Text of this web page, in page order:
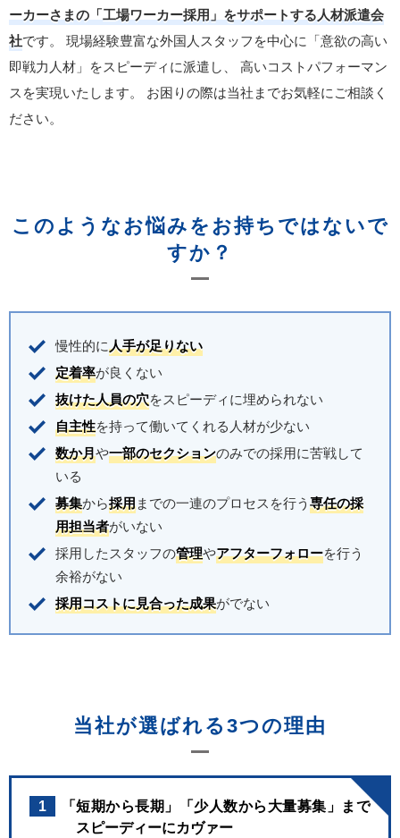
ーカーさまの「工場ワーカー採用」をサポートする人材派遣会
社です。
現場経験豊富な外国人スタッフを中心に「意欲の高い
即戦力人材」をスピーディに派遣し、
高いコストパフォーマン
スを実現いたします。
お困りの際は当社までお気軽にご相談く
ださい。
このようなお悩みをお持ちではないで
すか？
慢性的に人手が足りない
定着率が良くない
抜けた人員の穴をスピーディに埋められない
自主性を持って働いてくれる人材が少ない
数か月や一部のセクションのみでの採用に苦戦して
いる
募集から採用までの一連のプロセスを行う 専任の採
用担当者がいない
採用したスタッフの管理やアフターフォローを行う
余裕がない
採用コストに見合った成果がでない
当社が選ばれる3つの理由
1
「短期から長期」「少人数から大量募集」まで
スピーディーにカヴァー